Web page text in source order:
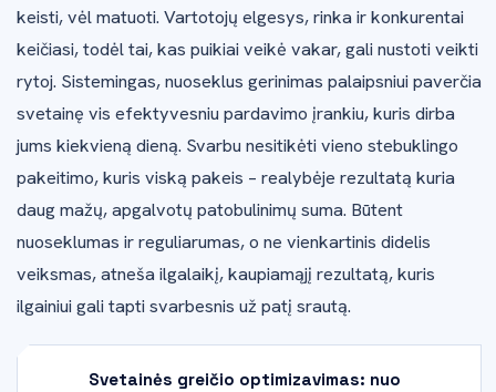
keisti, vėl matuoti. Vartotojų elgesys, rinka ir konkurentai
keičiasi, todėl tai, kas puikiai veikė vakar, gali nustoti veikti
rytoj. Sistemingas, nuoseklus gerinimas palaipsniui paverčia
svetainę vis efektyvesniu pardavimo įrankiu, kuris dirba
jums kiekvieną dieną. Svarbu nesitikėti vieno stebuklingo
pakeitimo, kuris viską pakeis – realybėje rezultatą kuria
daug mažų, apgalvotų patobulinimų suma. Būtent
nuoseklumas ir reguliarumas, o ne vienkartinis didelis
veiksmas, atneša ilgalaikį, kaupiamąjį rezultatą, kuris
ilgainiui gali tapti svarbesnis už patį srautą.
Svetainės greičio optimizavimas: nuo